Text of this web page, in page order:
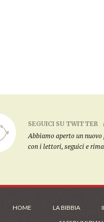
SEGUICI SU TWITTER
Abbiamo aperto un
con i lettori, seguici e
HOME LA BIBBIA